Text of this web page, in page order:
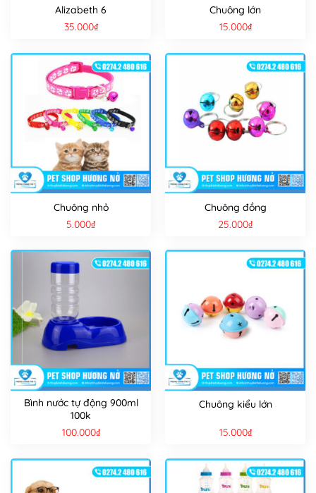
Alizabeth 6
35.000₫
Chuông lớn
15.000₫
Chuông nhỏ
5.000₫
Chuông đồng
25.000₫
Bình nước tự động 900ml
100k
100.000₫
Chuông kiểu lớn
15.000₫